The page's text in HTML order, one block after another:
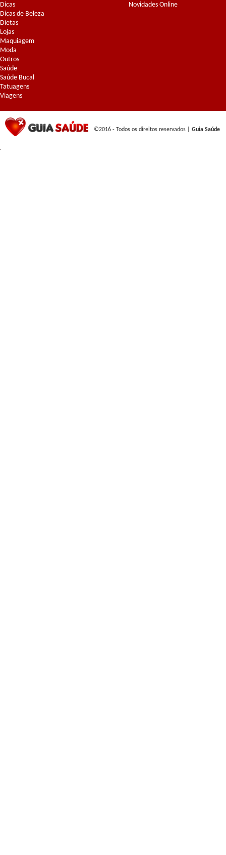
Dicas
Dicas de Beleza
Dietas
Lojas
Maquiagem
Moda
Outros
Saúde
Saúde Bucal
Tatuagens
Viagens
Novidades Online
©2016 - Todos os direitos reservados | Guia Saúde